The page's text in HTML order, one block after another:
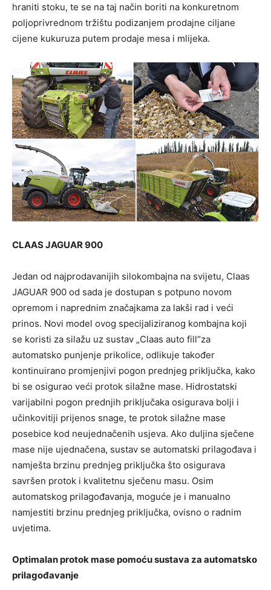
hraniti stoku, te se na taj način boriti na konkuretnom
poljoprivrednom tržištu podizanjem prodajne ciljane
cijene kukuruza putem prodaje mesa i mlijeka.
CLAAS JAGUAR 900
Jedan od najprodavanijih silokombajna na svijetu, Claas
JAGUAR 900 od sada je dostupan s potpuno novom
opremom i naprednim značajkama za lakši rad i veći
prinos. Novi model ovog specijaliziranog kombajna koji
se koristi za silažu uz sustav „Claas auto fill“za
automatsko punjenje prikolice, odlikuje također
kontinuirano promjenjivi pogon prednjeg priključka, kako
bi se osigurao veći protok silažne mase. Hidrostatski
varijabilni pogon prednjih priključaka osigurava bolji i
učinkovitiji prijenos snage, te protok silažne mase
posebice kod neujednačenih usjeva. Ako duljina sječene
mase nije ujednačena, sustav se automatski prilagođava i
namješta brzinu prednjeg priključka što osigurava
savršen protok i kvalitetnu sječenu masu. Osim
automatskog prilagođavanja, moguće je i manualno
namjestiti brzinu prednjeg priključka, ovisno o radnim
uvjetima.
Optimalan protok mase pomoću sustava za automatsko
prilagođavanje